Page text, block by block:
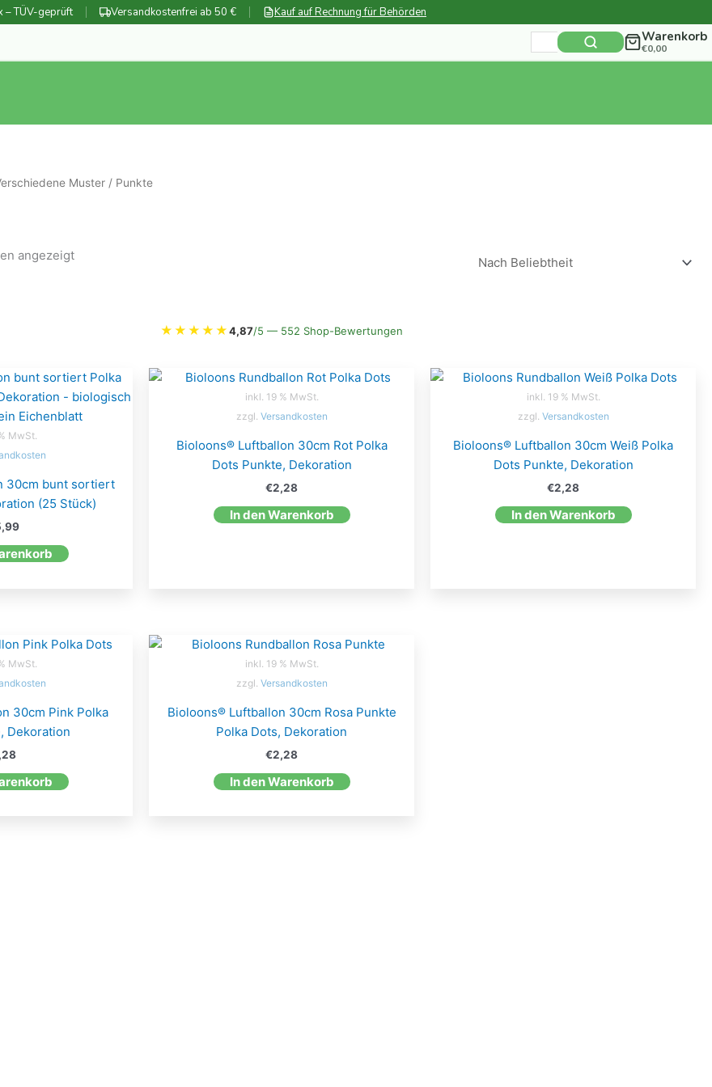
– TÜV-geprüft Versandkostenfrei ab 50 € Kauf auf Rechnung für Behörden
Suchen
nach:
Warenkorb
€0,00
Muster / Punkte
angezeigtNach
★ ★ ★ ★ ★4,87/5 — 552 Shop-Bewertungen
MwSt.
30cm bunt sortiert
(25 Stück)
inkl. 19 % MwSt.
zzgl. Versandkosten
Bioloons® Luftballon 30cm Rot Polka
Dots Punkte, Dekoration
€2,28
In den Warenkorb
inkl. 19 % MwSt.
zzgl. Versandkosten
Bioloons® Luftballon 30cm Weiß Polka
Dots Punkte, Dekoration
€2,28
In den Warenkorb
MwSt.
30cm Pink Polka
Dekoration
inkl. 19 % MwSt.
zzgl. Versandkosten
Bioloons® Luftballon 30cm Rosa Punkte
Polka Dots, Dekoration
€2,28
In den Warenkorb